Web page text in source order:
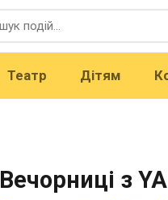
Театр Дітям
Вечорниці з